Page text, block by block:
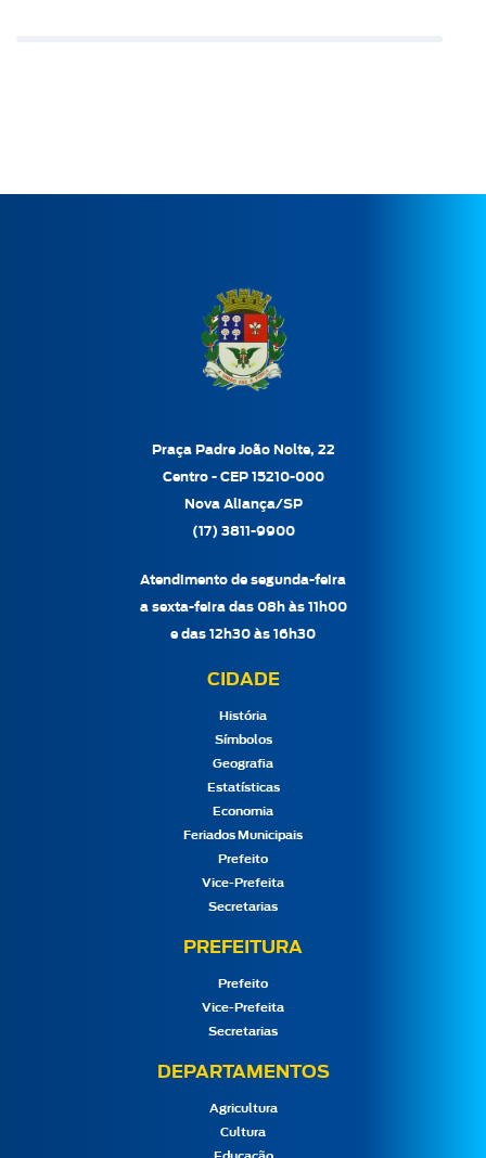
Praça Padre João Nolte, 22
Centro - CEP 15210-000
Nova Aliança/SP
(17) 3811-9900
Atendimento de segunda-feira
a sexta-feira das 08h às 11h00
e das 12h30 às 16h30
CIDADE
História
Símbolos
Geografia
Estatísticas
Economia
Feriados Municipais
Prefeito
Vice-Prefeita
Secretarias
PREFEITURA
Prefeito
Vice-Prefeita
Secretarias
DEPARTAMENTOS
Agricultura
Cultura